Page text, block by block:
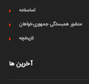
اساسنامه
منشور همبستگی جمهوری‌خواهان
تاریخچه
آخرین ها